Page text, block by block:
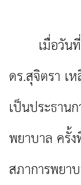
เมื่อวันที่
ดร.สุจิตรา เ
เป็นประธาน
พยาบาล ครั้
สภาการพยา